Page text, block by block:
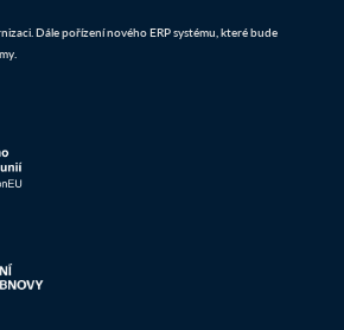
Dále pořízení nového ERP systému, které bude